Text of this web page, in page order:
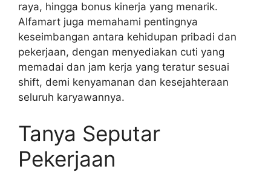
raya, hingga bonus kinerja yang menarik.
Alfamart juga memahami pentingnya
keseimbangan antara kehidupan pribadi dan
pekerjaan, dengan menyediakan cuti yang
memadai dan jam kerja yang teratur sesuai
shift, demi kenyamanan dan kesejahteraan
seluruh karyawannya.
Tanya Seputar
Pekerjaan